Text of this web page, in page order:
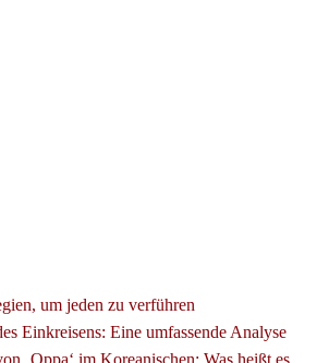
um jeden zu verführen
Einkreisens: Eine umfassende Analyse
‚Oppa‘ im Koreanischen: Was heißt es